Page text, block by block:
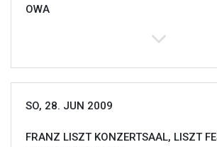
OWA
SO, 28. JUN 2009
FRANZ LISZT KONZERTSAAL, LISZT